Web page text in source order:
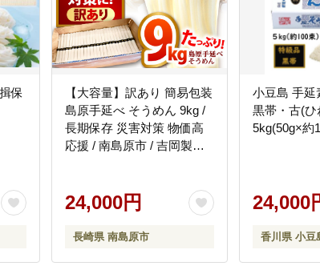
保
【大容量】訳あり 簡易包装
島原手延べ そうめん 9kg /
長期保存 災害対策 物価高
応援 / 南島原市 / 吉岡製麺
24,000円
長崎県 南島原市
小豆島 手延
黒帯・古(ひ
5kg(50g×約
24,000
香川県 小豆